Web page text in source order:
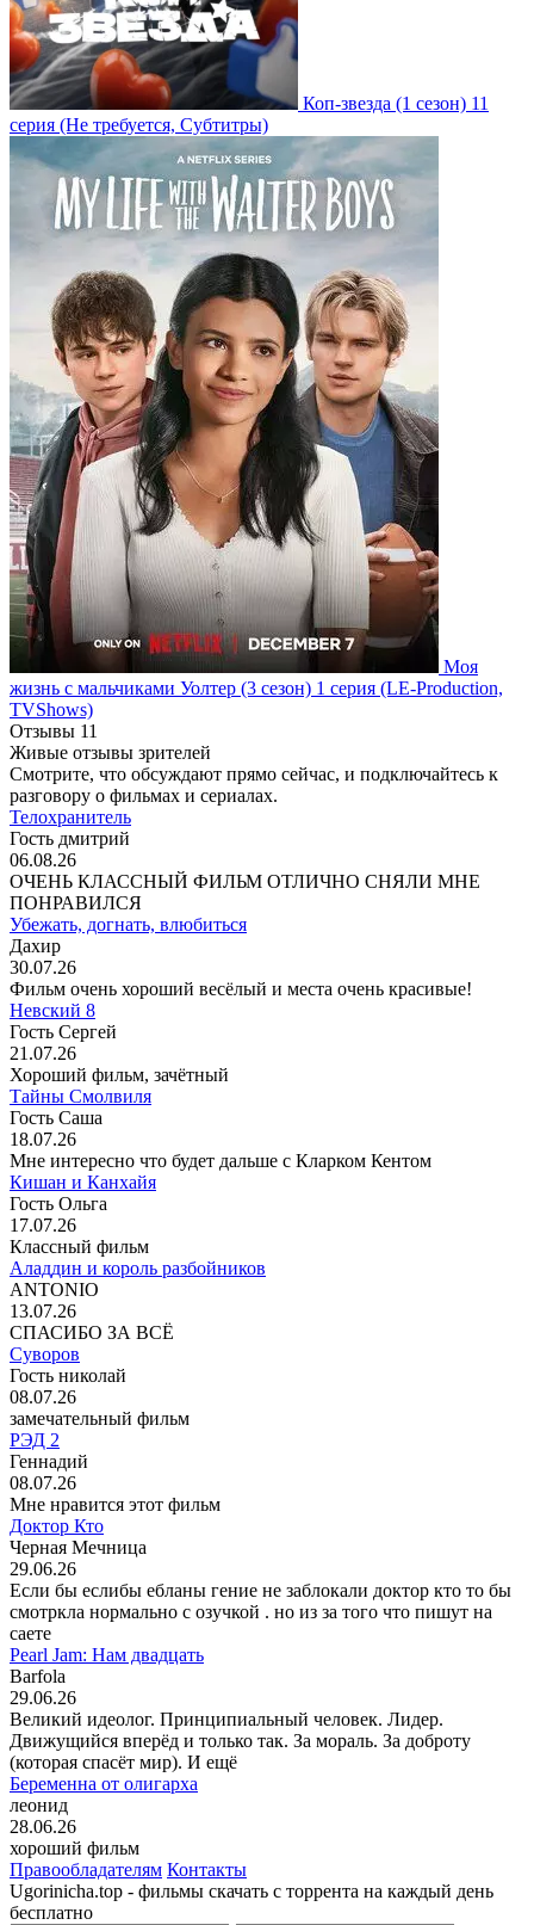
Коп-звезда (1 сезон) 11
серия (Не требуется, Субтитры)
Моя
жизнь с мальчиками Уолтер (3 сезон) 1 серия (LE-Production,
TVShows)
Отзывы 11
Живые отзывы зрителей
Смотрите, что обсуждают прямо сейчас, и подключайтесь к
разговору о фильмах и сериалах.
Телохранитель
Гость дмитрий
06.08.26
ОЧЕНЬ КЛАССНЫЙ ФИЛЬМ ОТЛИЧНО СНЯЛИ МНЕ
ПОНРАВИЛСЯ
Убежать, догнать, влюбиться
Дахир
30.07.26
Фильм очень хороший весёлый и места очень красивые!
Невский 8
Гость Сергей
21.07.26
Хороший фильм, зачётный
Тайны Смолвиля
Гость Саша
18.07.26
Мне интересно что будет дальше с Кларком Кентом
Кишан и Канхайя
Гость Ольга
17.07.26
Классный фильм
Аладдин и король разбойников
ANTONIO
13.07.26
СПАСИБО ЗА ВСЁ
Суворов
Гость николай
08.07.26
замечательный фильм
РЭД 2
Геннадий
08.07.26
Мне нравится этот фильм
Доктор Кто
Черная Мечница
29.06.26
Если бы еслибы ебланы гение не заблокали доктор кто то бы
смотркла нормально с озучкой . но из за того что пишут на
саете
Pearl Jam: Нам двадцать
Barfola
29.06.26
Великий идеолог. Принципиальный человек. Лидер.
Движущийся вперёд и только так. За мораль. За доброту
(которая спасёт мир). И ещё
Беременна от олигарха
леонид
28.06.26
хороший фильм
Правообладателям Контакты
Ugorinicha.top - фильмы скачать с торрента на каждый день
бесплатно